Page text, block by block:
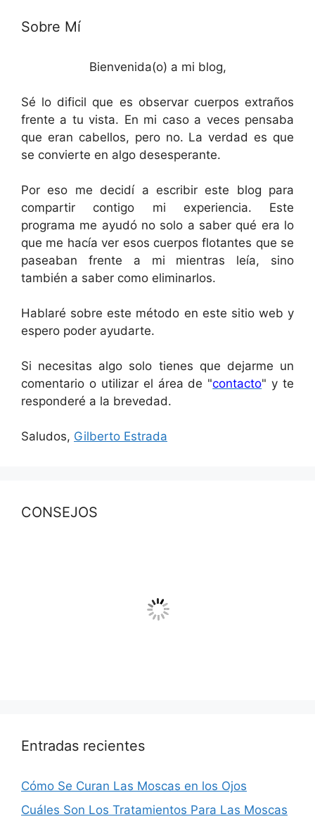
Sobre Mí
Bienvenida(o) a mi blog,
Sé lo dificil que es observar cuerpos extraños
frente a tu vista. En mi caso a veces pensaba
que eran cabellos, pero no. La verdad es que
se convierte en algo desesperante.
Por eso me decidí a escribir este blog para
compartir contigo mi experiencia. Este
programa me ayudó no solo a saber qué era lo
que me hacía ver esos cuerpos flotantes que se
paseaban frente a mi mientras leía, sino
también a saber como eliminarlos.
Hablaré sobre este método en este sitio web y
espero poder ayudarte.
Si necesitas algo solo tienes que dejarme un
comentario o utilizar el área de "contacto" y te
responderé a la brevedad.
Saludos, Gilberto Estrada
CONSEJOS
Entradas recientes
Cómo Se Curan Las Moscas en los Ojos
Cuáles Son Los Tratamientos Para Las Moscas